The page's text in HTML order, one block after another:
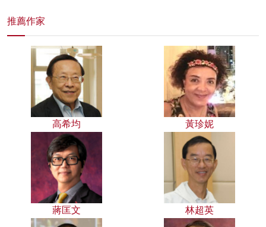
推薦作家
高希均 黃珍妮
蔣匡文 林超英